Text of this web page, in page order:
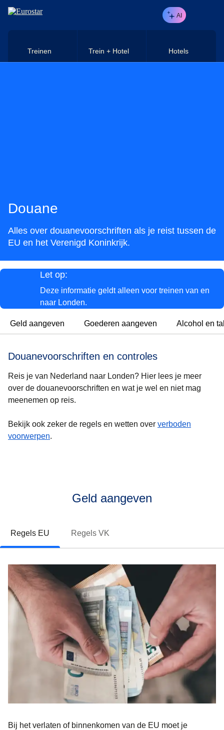
Naar hoofdinhoud
AI
Treinen Trein + Hotel Hotels
Douane
Alles over douanevoorschriften als je reist tussen de
EU en het Verenigd Koninkrijk.
Let op:
Deze informatie geldt alleen voor treinen van en
naar Londen.
Geld aangeven Goederen aangeven Alcohol en
Douanevoorschriften en controles
Reis je van Nederland naar Londen? Hier lees je meer
over de douanevoorschriften en wat je wel en niet mag
meenemen op reis.
Bekijk ook zeker de regels en wetten over verboden
voorwerpen.
Geld aangeven
Regels EU Regels VK
Bij het verlaten of binnenkomen van de EU moet je